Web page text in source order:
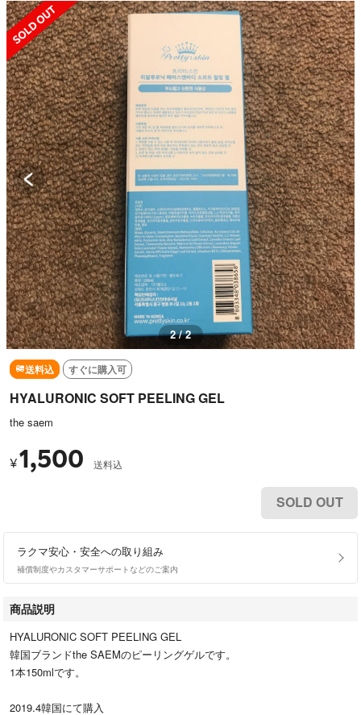
SOLD OUT
1 / 2
送料込 すぐに購入可
HYALURONIC SOFT PEELING GEL
the saem
¥1,500 送料込
SOLD OUT
ラクマ安心・安全への取り組み
補償制度やカスタマーサポートなどのご案内
商品説明
HYALURONIC SOFT PEELING GEL
韓国ブランドthe SAEMのピーリングゲルです。
1本150mlです。
2019.4韓国にて購入